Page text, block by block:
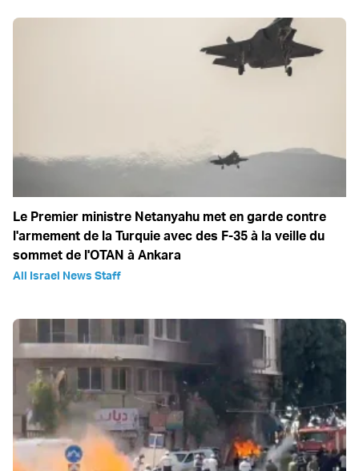
Le Premier ministre Netanyahu met en garde contre
l'armement de la Turquie avec des F-35 à la veille du
sommet de l'OTAN à Ankara
All Israel News Staff